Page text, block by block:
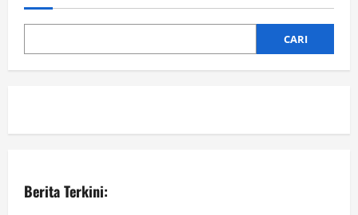
Ke-
Abah
Sekumpul
Desa
CARI
Berita Terkini: